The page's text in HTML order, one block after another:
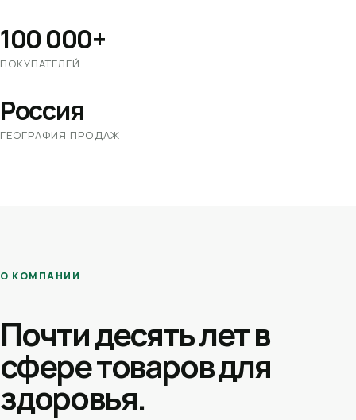
100 000+
ПОКУПАТЕЛЕЙ
Россия
ГЕОГРАФИЯ ПРОДАЖ
О КОМПАНИИ
Почти десять лет в
сфере товаров для
здоровья.